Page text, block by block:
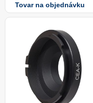
Tovar na objednávku